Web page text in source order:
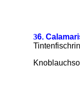
36.